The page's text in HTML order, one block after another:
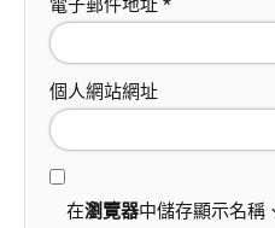
電子郵件地址 *
個人網站網址
在瀏覽器中儲存顯示名稱